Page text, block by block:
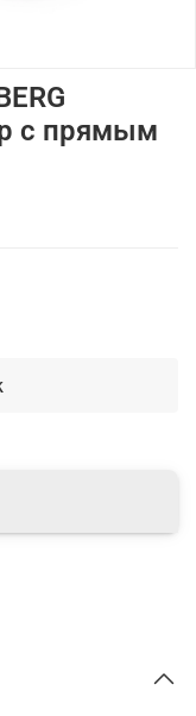
с прямым